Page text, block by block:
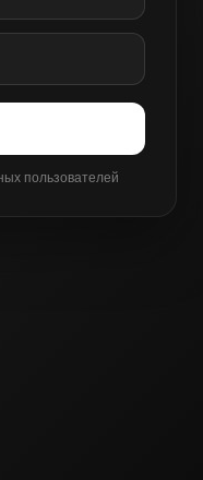
пользователей